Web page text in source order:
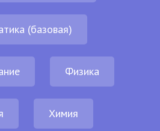
(базовая)
Физика
Химия